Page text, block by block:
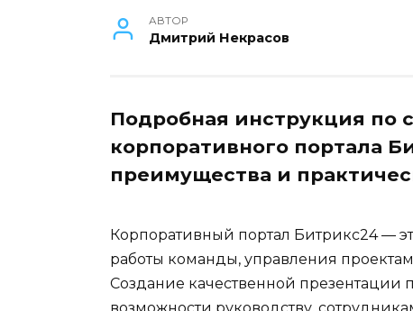
АВТОР
Дмитрий Некрасов
Подробная инструкция по
корпоративного портала
преимущества и
Корпоративный портал Битрикс24 —
работы команды, управления
Создание качественной презентации
возможности руководству,